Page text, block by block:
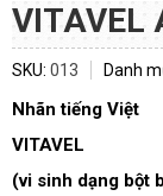
VITAVEL
SKU: 013 Danh
Nhãn tiếng Việt
VITAVEL
(vi sinh dạng bột